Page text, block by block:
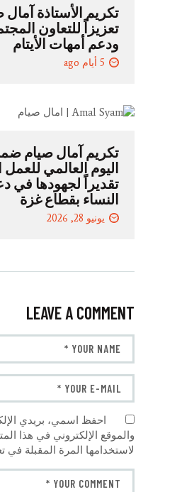
تكريم الأستاذة آمال
تعزيزاً للتعاون
ودعم أمهات الأيتام
5 أيام ago
تكريم آمال صيام
اليوم العالمي للعمل
تقديراً لجهودها في
النساء بقطاع غزة
يونيو 28, 2026
LEAVE A COMMENT
احفظ اسمي، بريدي
والموقع الإلكتروني في هذا
لاستخدامها المرة المقبلة في